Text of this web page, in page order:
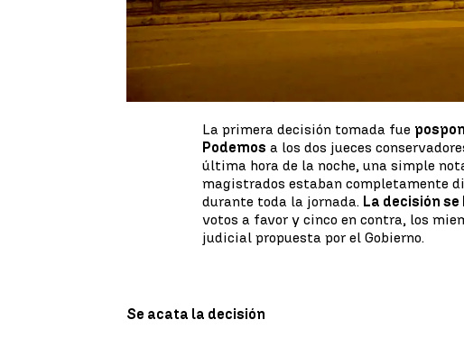
se admite a trámite
La primera decisión tomada fue
Podemos a los dos jueces
última hora de la noche, una simple
magistrados estaban completamente
durante toda la jornada. La decisión
votos a favor y cinco en contra, los
judicial propuesta por el Gobierno.
Se acata la decisión